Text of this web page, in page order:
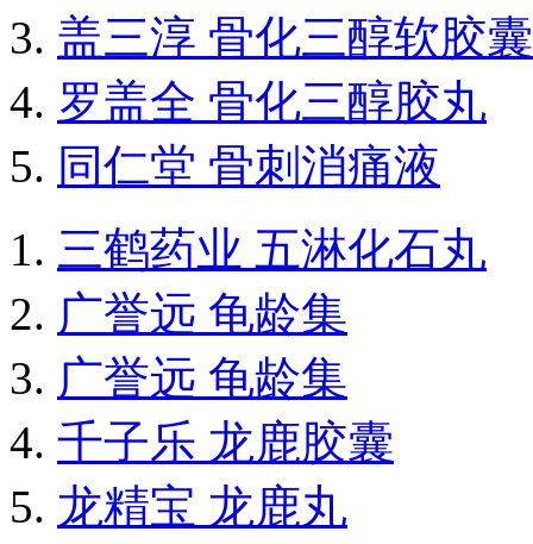
盖三淳 骨化三醇软胶囊
罗盖全 骨化三醇胶丸
同仁堂 骨刺消痛液
三鹤药业 五淋化石丸
广誉远 龟龄集
广誉远 龟龄集
千子乐 龙鹿胶囊
龙精宝 龙鹿丸